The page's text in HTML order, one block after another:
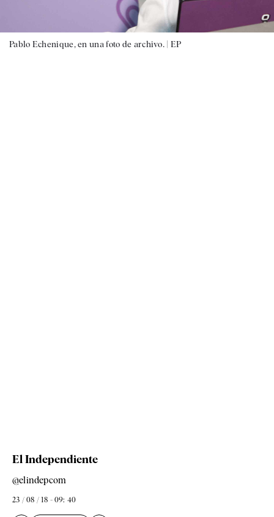
Pablo Echenique, en una foto de archivo. | EP
El Independiente
@elindepcom
23 / 08 / 18 - 09: 40